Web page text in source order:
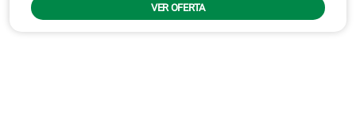
VER OFERTA